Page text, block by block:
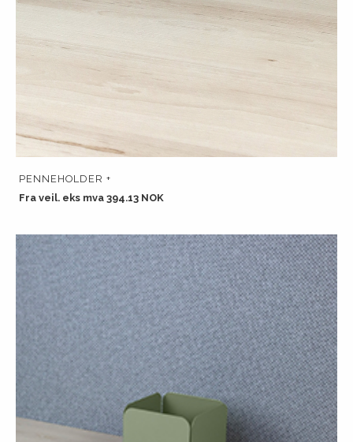
PENNEHOLDER +
Fra veil. eks mva 394.13 NOK